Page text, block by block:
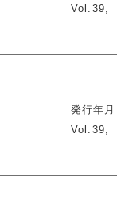
Vol.39
発行年月
Vol.39